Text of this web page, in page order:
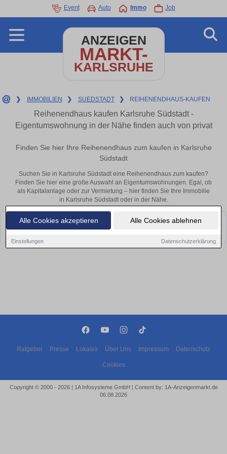
Alle Cookies akzeptieren Alle Cookies ablehnen
Einstellungen Datenschutzerklärung
Event Auto Immo Job
ANZEIGEN
MARKT-
KARLSRUHE
❯ IMMOBILIEN ❯ SUEDSTADT ❯ REIHENENDHAUS-KAUFEN
Reihenendhaus kaufen Karlsruhe Südstadt -
Eigentumswohnung in der Nähe finden auch von privat
Finden Sie hier Ihre Reihenendhaus zum kaufen in Karlsruhe
Südstadt
Suchen Sie in Karlsruhe Südstadt eine Reihenendhaus zum kaufen?
Finden Sie hier eine große Auswahl an Eigentumswohnungen. Egal, ob
als Kapitalanlage oder zur Vermietung – hier finden Sie Ihre Immobilie
in Karlsruhe Südstadt oder in der Nähe.
Leider konnten wir derzeit keine passenden Objekte finden. Schauen Sie
bald wieder vorbei!
Ratgeber Presse Lokales Über Uns Impressum Datenschutz
Cookies
Copyright © 2000 - 2026 | 1A Infosysteme GmbH | Content by: 1A-Anzeigenmarkt.de
06.08.2026